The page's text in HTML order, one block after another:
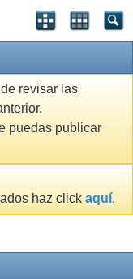
revisar las
puedas publicar
haz click aquí.